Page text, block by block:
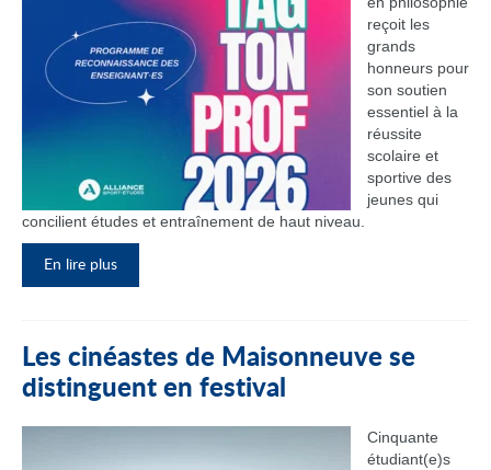
reçoit les
grands
honneurs pour
son soutien
essentiel à la
réussite
scolaire et
sportive des
jeunes qui
concilient études et entraînement de haut niveau.
En lire plus
Les cinéastes de Maisonneuve se
distinguent en festival
Cinquante
étudiant(e)s